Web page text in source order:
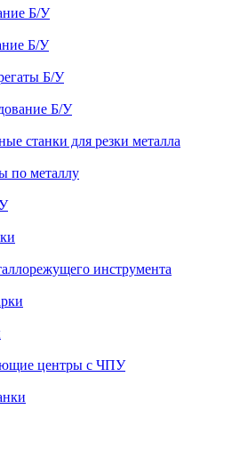
Б/У
Б/У
Б/У
Б/У
станки для резки металла
по металлу
инструмента
центры с ЧПУ